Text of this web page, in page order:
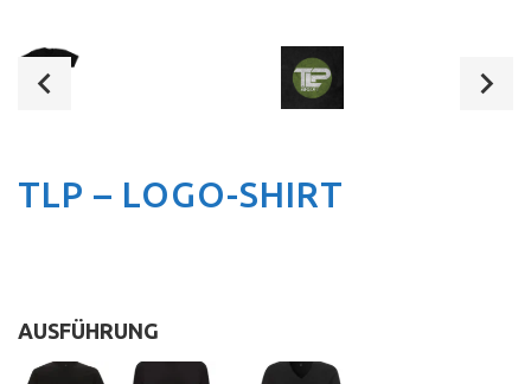
TLP – LOGO-SHIRT
AUSFÜHRUNG